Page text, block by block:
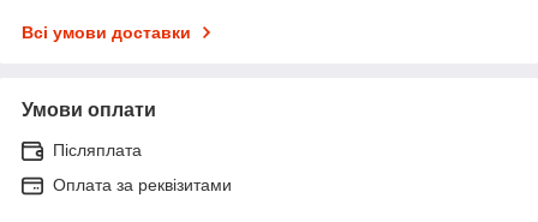
Всі умови доставки
Умови оплати
Післяплата
Оплата за реквізитами